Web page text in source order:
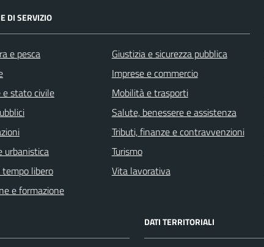
DI SERVIZIO
e pesca
e stato civile
urbanistica
libero
e formazione
Giustizia e sicurezza pubblica
Imprese e commercio
Mobilità e trasporti
Salute, benessere e assistenza
Tributi, finanze e contravvenzioni
Turismo
Vita lavorativa
DATI TERRITORIALI